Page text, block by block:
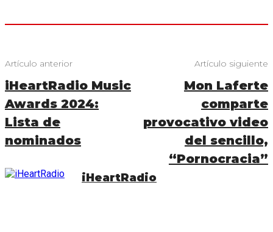
Artículo anterior
iHeartRadio Music
Awards 2024:
Lista de
nominados
Artículo siguiente
Mon Laferte
comparte
provocativo video
del sencillo,
“Pornocracia”
iHeartRadio